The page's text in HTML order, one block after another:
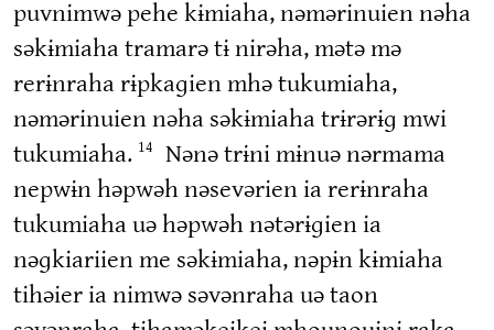
puvnimwə pehe kɨmiaha, nəmərinuien nəha
səkɨmiaha tramarə tɨ nirəha, mətə mə
rerɨnraha rɨpkaɡien mhə tukumiaha,
nəmərinuien nəha səkɨmiaha trɨrərɨɡ mwi
tukumiaha. 14
Nənə trɨni mɨnuə nərmama
nepwɨn həpwəh nəsevərien ia rerɨnraha
tukumiaha uə həpwəh nətərɨɡien ia
nəɡkiariien me səkɨmiaha, nəpɨn kɨmiaha
tihəier ia nimwə səvənraha uə taon